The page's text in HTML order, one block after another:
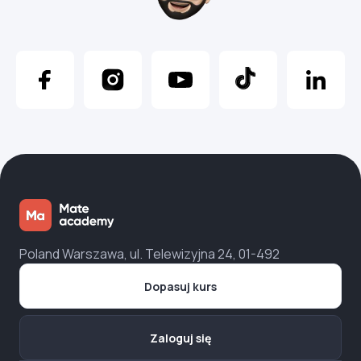
Poland Warszawa, ul. Telewizyjna 24, 01-492
Dopasuj kurs
Zaloguj się